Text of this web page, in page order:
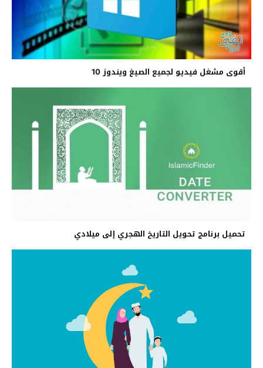
أقوى مشغل فيديو لجميع الصيغ ويندوز 10
تحميل برنامج تحويل التاريخ الهجري إلى ميلادي